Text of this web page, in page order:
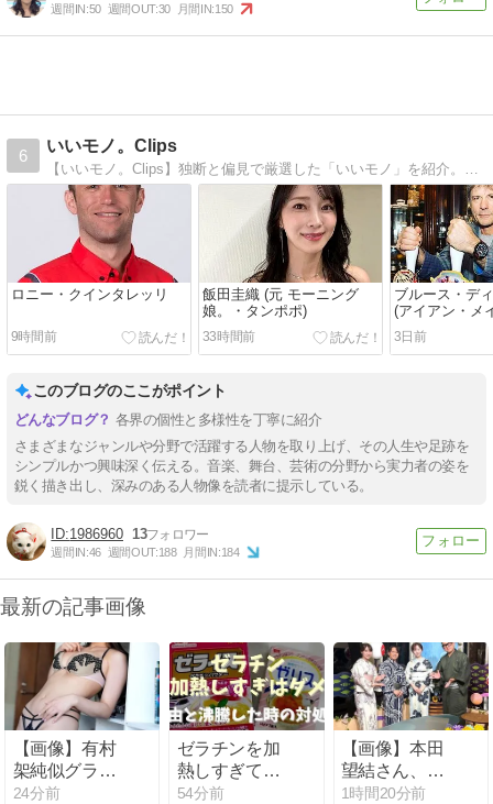
週間IN:50 週間OUT:30 月間IN:150
6
いいモノ。Clips
ロニー・クインタレッリ
9時間前
飯田圭織 (元 モーニング
娘。・タンポポ)
33時間前
ブルース・デ
(アイアン・メ
3日前
このブログのここがポイント
各界の個性と多様性を丁寧に紹介
さまざまなジャンルや分野で活躍する人物を取り上げ、その人生や足跡を
シンプルかつ興味深く伝える。音楽、舞台、芸術の分野から実力者の姿を
鋭く描き出し、深みのある人物像を読者に提示している。
1986960 13
週間IN:46 週間OUT:188 月間IN:184
最新の記事画像
【画像】有村
架純似グラド
ルちとせよし
24分前
ゼラチンを加
熱しすぎては
ダメな理由
54分前
【画像】本田
望結さん、浴
衣姿のお○ぱ
1時間20分前